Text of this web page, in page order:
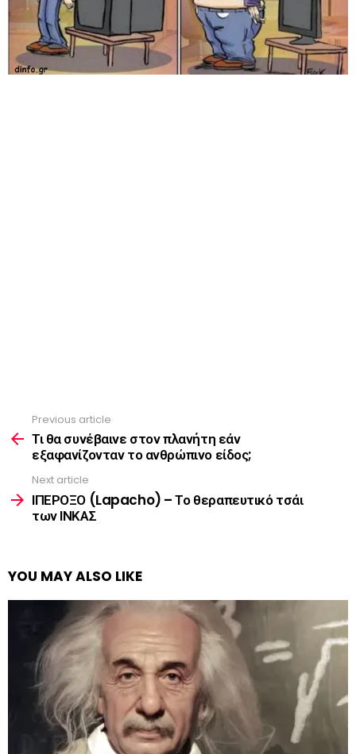
more
Previous article
Τι θα συνέβαινε στον πλανήτη εάν
εξαφανίζονταν το ανθρώπινο είδος;
Next article
ΙΠΕΡΟΞΟ (Lapacho) – Το θεραπευτικό τσάι
των ΙΝΚΑΣ
YOU MAY ALSO LIKE